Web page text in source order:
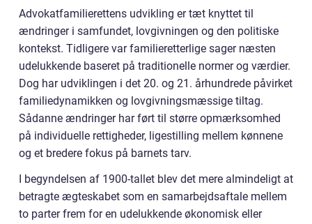
Advokatfamilierettens udvikling er tæt knyttet til
ændringer i samfundet, lovgivningen og den politiske
kontekst. Tidligere var familieretterlige sager næsten
udelukkende baseret på traditionelle normer og værdier.
Dog har udviklingen i det 20. og 21. århundrede påvirket
familiedynamikken og lovgivningsmæssige tiltag.
Sådanne ændringer har ført til større opmærksomhed
på individuelle rettigheder, ligestilling mellem kønnene
og et bredere fokus på barnets tarv.
I begyndelsen af 1900-tallet blev det mere almindeligt at
betragte ægteskabet som en samarbejdsaftale mellem
to parter frem for en udelukkende økonomisk eller